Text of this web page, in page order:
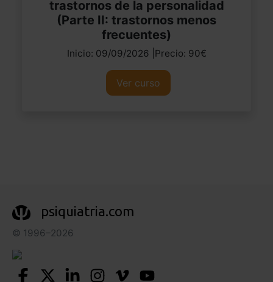
trastornos de la personalidad
(Parte II: trastornos menos
frecuentes)
Inicio: 09/09/2026 |Precio: 90€
Ver curso
psiquiatria.com
© 1996–2026